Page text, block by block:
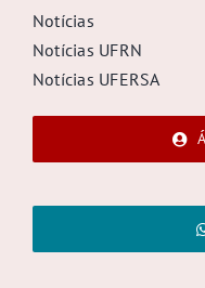
Notícias
Notícias UFRN
Notícias UFERSA